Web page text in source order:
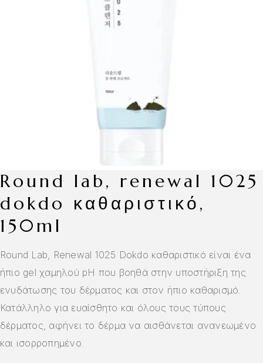
round lab, renewal 1025
dokdo καθαριστικό,
150ml
Round Lab, Renewal 1025 Dokdo καθαριστικό είναι ένα
ήπιο gel χαμηλού pH που βοηθά στην υποστήριξη της
ενυδάτωσης του δέρματος και στον ήπιο καθαρισμό.
Κατάλληλο για ευαίσθητο και όλους τους τύπους
δέρματος, αφήνει το δέρμα να αισθάνεται ανανεωμένο
και ισορροπημένο.